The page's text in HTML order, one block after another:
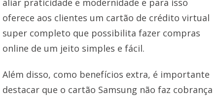
aliar praticidade e modernidade e para isso
oferece aos clientes um cartão de crédito virtual
super completo que possibilita fazer compras
online de um jeito simples e fácil.
Além disso, como benefícios extra, é importante
destacar que o cartão Samsung não faz cobrança